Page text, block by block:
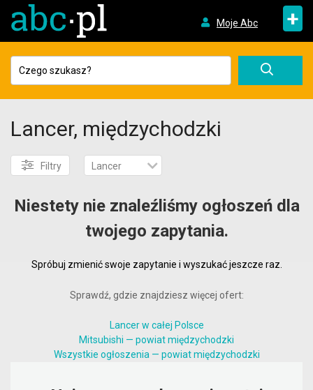
Moje Abc +
Lancer, międzychodzki
Filtry Lancer
Niestety nie znaleźliśmy ogłoszeń dla
twojego zapytania.
Spróbuj zmienić swoje zapytanie i wyszukać jeszcze raz.
Sprawdź, gdzie znajdziesz więcej ofert:
Lancer w całej Polsce
Mitsubishi — powiat międzychodzki
Wszystkie ogłoszenia — powiat międzychodzki